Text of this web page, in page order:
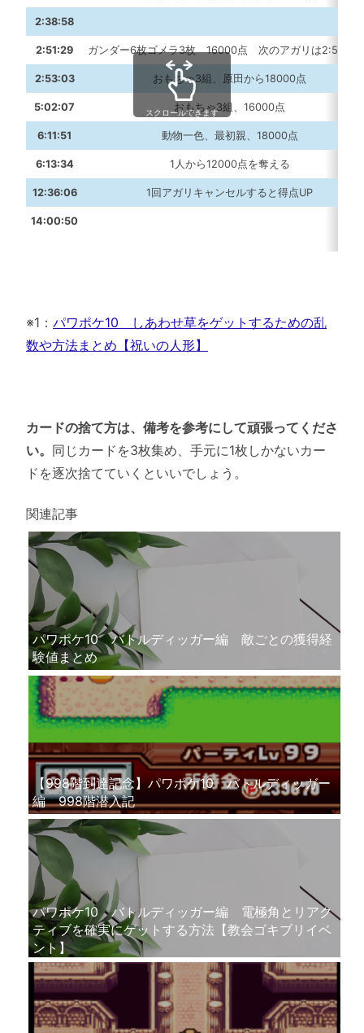
2:38:58
2:51:29 ガンダー6枚ゴメラ3枚 16000点 次のアガリは2:52:00
2:53:03 おもちゃ3組、原田から18000点
5:02:07 おもちゃ3組、16000点
6:11:51 動物一色、最初親、18000点
6:13:34 1人から12000点を奪える
12:36:06 1回アガリキャンセルすると得点UP
14:00:50
スクロールできます
※1： パワポケ10 しあわせ草をゲットするための乱
数や方法まとめ【祝いの人形】
カードの捨て方は、備考を参考にして頑張ってくださ
い。 同じカードを3枚集め、手元に1枚しかないカー
ドを逐次捨てていくといいでしょう。
関連記事
パワポケ10 バトルディッガー編 敵ごとの獲得経
験値まとめ
【998階到達記念】パワポケ10 バトルディッガー
編 998階潜入記
パワポケ10 バトルディッガー編 電極角とリアク
ティブを確実にゲットする方法【教会ゴキブリイベ
ント】